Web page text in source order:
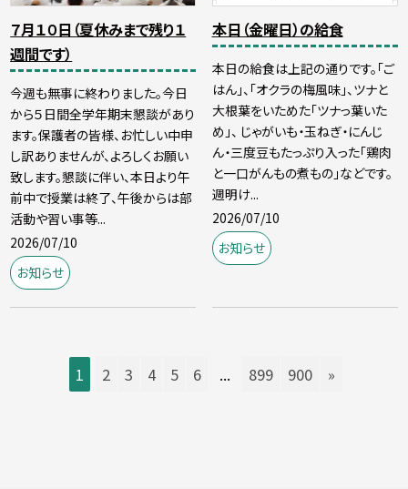
７月１０日（夏休みまで残り１
週間です）
今週も無事に終わりました。今日
から５日間全学年期末懇談があり
ます。保護者の皆様、お忙しい中申
し訳ありませんが、よろしくお願い
致します。懇談に伴い、本日より午
前中で授業は終了、午後からは部
活動や習い事等...
2026/07/10
お知らせ
本日（金曜日）の給食
本日の給食は上記の通りです。「ご
はん」、「オクラの梅風味」、ツナと
大根葉をいためた「ツナっ葉いた
め」、 じゃがいも・玉ねぎ・にんじ
ん・三度豆もたっぷり入った「鶏肉
と一口がんもの煮もの」などです。
週明け...
2026/07/10
お知らせ
1 2 3 4 5 6 ... 899 900 »